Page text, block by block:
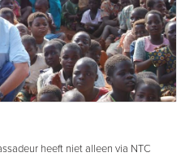
heeft niet alleen via NTC